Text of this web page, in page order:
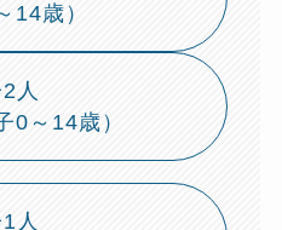
14歳）
人
0～14歳）
人